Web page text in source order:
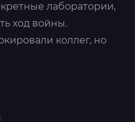
лаборатории,
ход войны.
коллег, но